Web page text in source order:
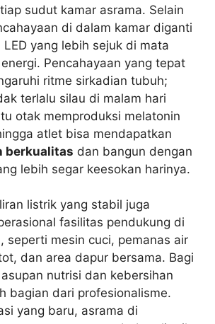
sudut kamar asrama. Selain
di dalam kamar diganti
yang lebih sejuk di mata
Pencahayaan yang tepat
ritme sirkadian tubuh;
terlalu silau di malam hari
otak memproduksi melatonin
atlet bisa mendapatkan
berkualitas dan bangun dengan
lebih segar keesokan harinya.
listrik yang stabil juga
fasilitas pendukung di
seperti mesin cuci, pemanas air
dan area dapur bersama. Bagi
nutrisi dan kebersihan
bagian dari profesionalisme.
yang baru, asrama di